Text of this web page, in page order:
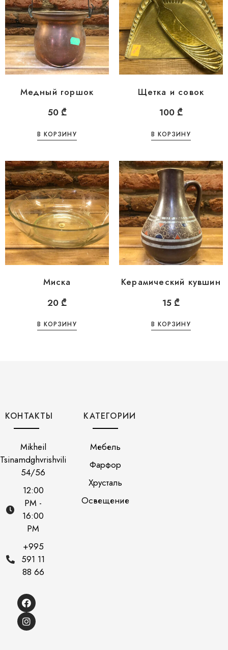
Медный горшок
50 ₾
В КОРЗИНУ
Щетка и совок
100 ₾
В КОРЗИНУ
Миска
20 ₾
В КОРЗИНУ
Керамический кувшин
15 ₾
В КОРЗИНУ
КОНТАКТЫ
Mikheil
Tsinamdghvrishvili
54/56
12:00
PM -
16:00
PM
+995
591 11
88 66
КАТЕГОРИИ
Мебель
Фарфор
Хрусталь
Освещение